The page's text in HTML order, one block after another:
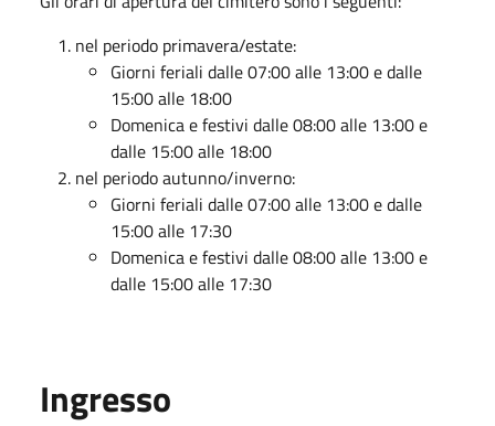
nel periodo primavera/estate:
Giorni feriali dalle 07:00 alle 13:00 e dalle
15:00 alle 18:00
Domenica e festivi dalle 08:00 alle 13:00 e
dalle 15:00 alle 18:00
nel periodo autunno/inverno:
Giorni feriali dalle 07:00 alle 13:00 e dalle
15:00 alle 17:30
Domenica e festivi dalle 08:00 alle 13:00 e
dalle 15:00 alle 17:30
Ingresso